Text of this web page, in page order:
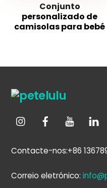
Conjunto
personalizado de
camisolas para bebé
Contacte-nos:+86
Correio eletrónico: